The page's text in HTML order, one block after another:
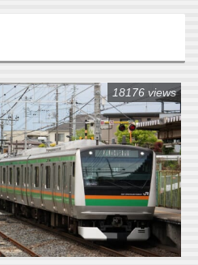
18176 views